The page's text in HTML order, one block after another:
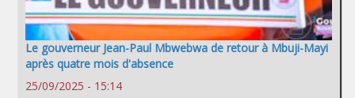
Le gouverneur Jean-Paul Mbwebwa de retour à Mbuji-Mayi
après quatre mois d'absence
25/09/2025 - 15:14